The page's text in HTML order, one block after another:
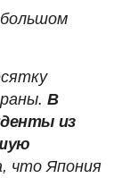
В
из
что Япония